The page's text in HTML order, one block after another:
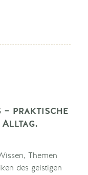
– praktische
Alltag.
Themen
des geistigen